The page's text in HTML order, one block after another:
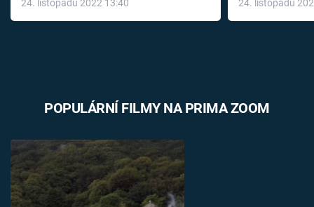
24. listopadu 2022 13:40
léky
24. listopadu
POPULÁRNÍ FILMY NA PRIMA ZOOM